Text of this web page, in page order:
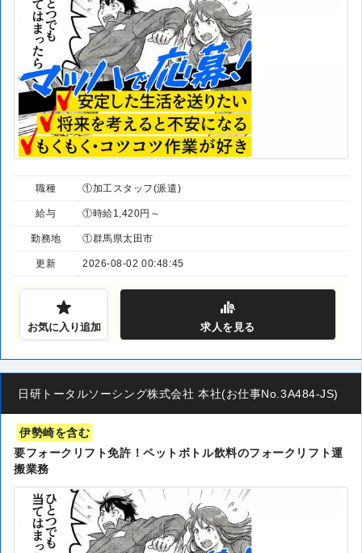
職種 ①加工スタッフ(派遣)
給与 ①時給1,420円～
勤務地 ①群馬県太田市
更新 2026-08-02 00:48:45
お気に入り追加 求人を見る
日研トータルソーシング株式会社 本社(お仕事No.3A484-JS)
伊勢崎を含む
要フォークリフト免許！ペットボトル飲料のフォークリフト運
搬業務